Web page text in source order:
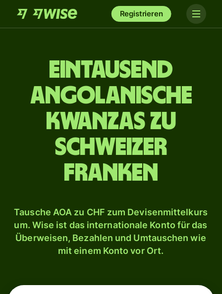
Registrieren
ein­tausend
angolanische
Kwanzas zu
Schweizer
Franken
Tausche AOA zu CHF zum Devisenmittelkurs
um. Wise ist das internationale Konto für das
Überweisen, Bezahlen und Umtauschen wie
mit einem Konto vor Ort.